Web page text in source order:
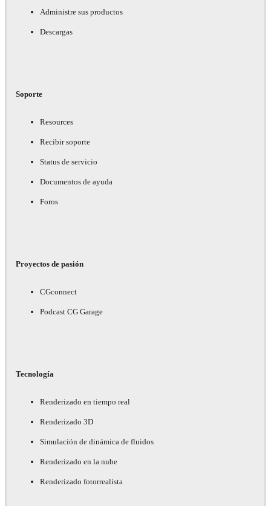
Administre sus productos
Descargas
Soporte
Resources
Recibir soporte
Status de servicio
Documentos de ayuda
Foros
Proyectos de pasión
CGconnect
Podcast CG Garage
Tecnología
Renderizado en tiempo real
Renderizado 3D
Simulación de dinámica de fluidos
Renderizado en la nube
Renderizado fotorrealista